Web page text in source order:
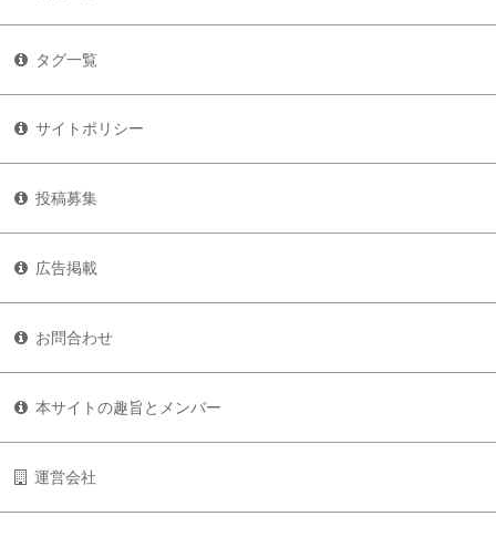
タグ一覧
サイトポリシー
投稿募集
広告掲載
お問合わせ
本サイトの趣旨とメンバー
運営会社